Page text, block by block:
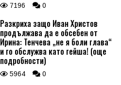
7196 0
Разкриха защо Иван Христов
продължава да е обсебен от
Ирина: Тенчева „не я боли глава“
и го обслужва като гейша! (още
подробности)
5964 0